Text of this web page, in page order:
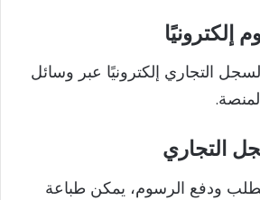
إلكترونيًا
التجاري إلكترونيًا عبر وسائل
التجاري
ودفع الرسوم، يمكن طباعة